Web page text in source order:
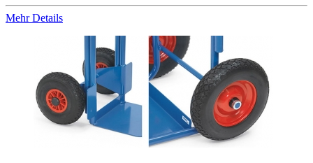
Mehr Details